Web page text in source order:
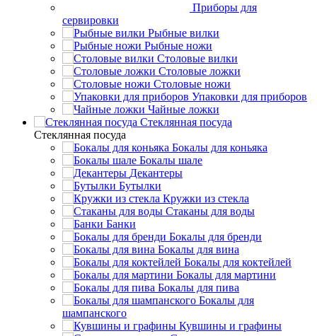
Приборы для
сервировки
Рыбные вилки
Рыбные ножи
Столовые вилки
Столовые ложки
Столовые ножи
Упаковки для приборов
Чайные ложки
Стеклянная посуда
Стеклянная посуда
Бокалы для коньяка
Бокалы шале
Декантеры
Бутылки
Кружки из стекла
Стаканы для воды
Банки
Бокалы для бренди
Бокалы для вина
Бокалы для коктейлей
Бокалы для мартини
Бокалы для пива
Бокалы для
шампанского
Кувшины и графины